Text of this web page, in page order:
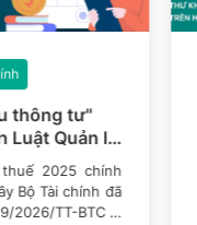
thông tư"
Luật Quản lý
cần
2025 chính
Bộ Tài chính đã
2026/TT-BTC –